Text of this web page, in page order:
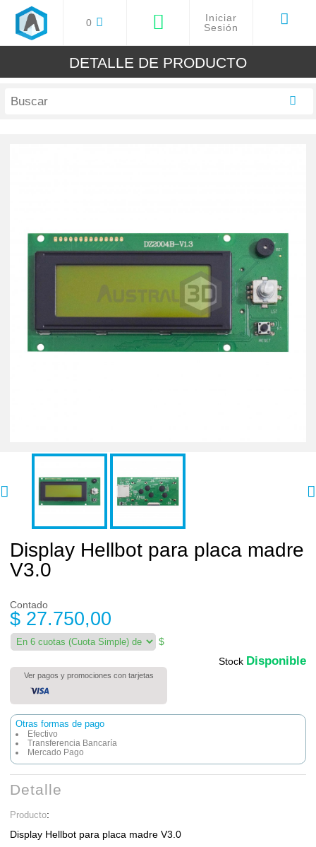
0
Iniciar
Sesión
DETALLE DE PRODUCTO
Display Hellbot para placa madre
V3.0
Contado
$ 27.750,00
$
Stock Disponible
Ver pagos y promociones con tarjetas
Otras formas de pago
Efectivo
Transferencia Bancaría
Mercado Pago
Detalle
Producto:
Display Hellbot para placa madre V3.0